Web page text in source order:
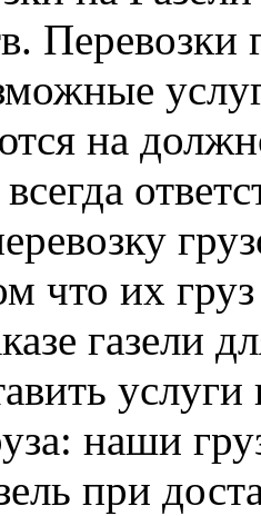
Перевозки
на
что их
газели
услуги
наши
при